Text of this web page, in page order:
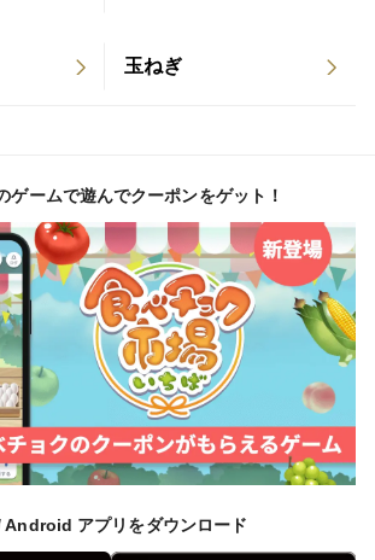
県。付近にはイチゴハウスが並び、こ
エルの合唱がにぎやかです。
と異なり、完熟させず未熟果の状態で
めは鮮やかなレモン色ですが、徐々
色へと色が濃くなっていき、皮も
。色が濃くなるにつれ、徐々に甘味
玉ねぎ
ゲームで遊んでクーポンをゲット！
Android アプリをダウンロード